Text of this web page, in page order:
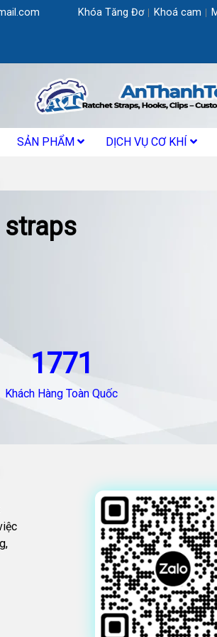
Khóa Tăng Đơ Khoá cam
SẢN PHẨM DỊCH VỤ CƠ KHÍ
1771
Khách Hàng Toàn Quốc